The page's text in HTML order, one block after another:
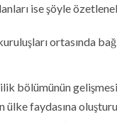
ise şöyle
ortasında
bölümünün
faydasına